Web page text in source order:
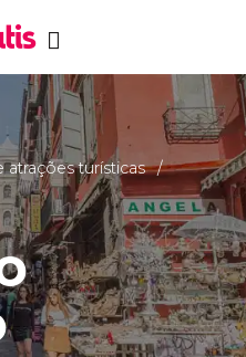
turísticas